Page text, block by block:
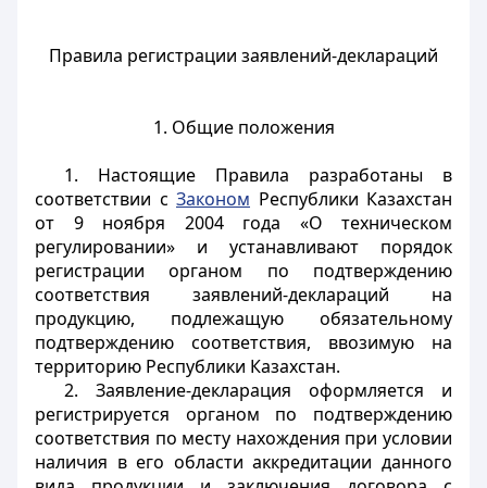
Правила регистрации заявлений-деклараций
1. Общие положения
1. Настоящие Правила разработаны в
соответствии с Законом Республики Казахстан
от 9 ноября 2004 года «О техническом
регулировании» и устанавливают порядок
регистрации органом по подтверждению
соответствия заявлений-деклараций на
продукцию, подлежащую обязательному
подтверждению соответствия, ввозимую на
территорию Республики Казахстан.
2. Заявление-декларация оформляется и
регистрируется органом по подтверждению
соответствия по месту нахождения при условии
наличия в его области аккредитации данного